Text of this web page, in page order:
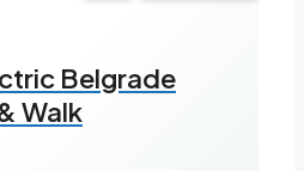
Belgrade
Walk